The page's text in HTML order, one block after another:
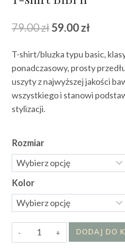
79.00złPierwotna
wynosiła:
79.00 zł.
59.00zł
wynosi:
59.00
T-shirt/bluzka typu basic,
ponadczasowy, prosty
uszyty z najwyższej jakości
wszystkiego i stanowi
stylizacji.
Rozmiar
Kolor
ilość
T-
DODAJ DO